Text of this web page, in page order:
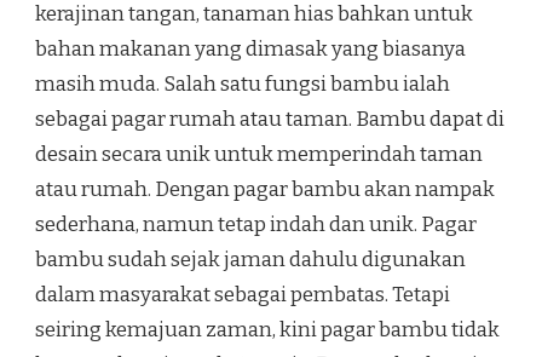
kerajinan tangan, tanaman hias bahkan untuk
bahan makanan yang dimasak yang biasanya
masih muda. Salah satu fungsi bambu ialah
sebagai pagar rumah atau taman. Bambu dapat di
desain secara unik untuk memperindah taman
atau rumah. Dengan pagar bambu akan nampak
sederhana, namun tetap indah dan unik. Pagar
bambu sudah sejak jaman dahulu digunakan
dalam masyarakat sebagai pembatas. Tetapi
seiring kemajuan zaman, kini pagar bambu tidak